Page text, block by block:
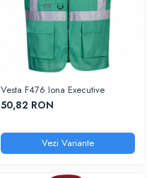
Vesta F476 Iona Executive
50,82 RON
Vezi Variante